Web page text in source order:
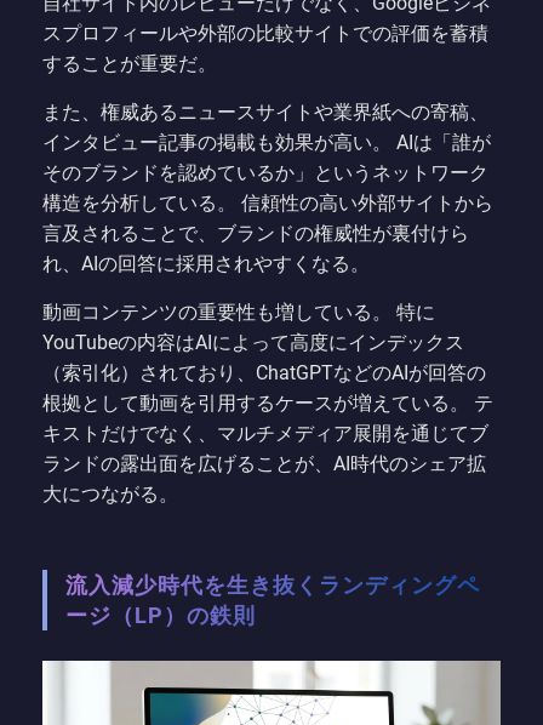
スプロフィールや外部の比較サイトでの評価を蓄積
することが重要だ。
また、権威あるニュースサイトや業界紙への寄稿、
インタビュー記事の掲載も効果が高い。 AIは「誰が
そのブランドを認めているか」というネットワーク
構造を分析している。 信頼性の高い外部サイトから
言及されることで、ブランドの権威性が裏付けら
れ、AIの回答に採用されやすくなる。
動画コンテンツの重要性も増している。 特に
YouTubeの内容はAIによって高度にインデックス
（索引化）されており、ChatGPTなどのAIが回答の
根拠として動画を引用するケースが増えている。 テ
キストだけでなく、マルチメディア展開を通じてブ
ランドの露出面を広げることが、AI時代のシェア拡
大につながる。
流入減少時代を生き抜くランディングペ
ージ（LP）の鉄則